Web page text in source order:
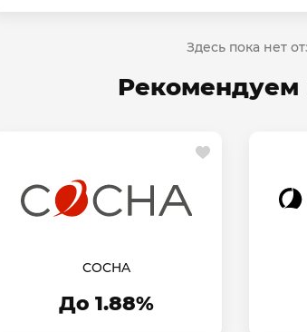
Здесь пока нет
Рекомендуем
COCHA
До 1.88%